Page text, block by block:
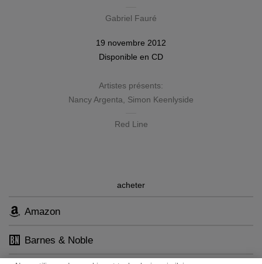
Gabriel Fauré
19 novembre 2012
Disponible en CD
Artistes présents:
Nancy Argenta
Simon Keenlyside
Red Line
acheter
Amazon
Barnes & Noble